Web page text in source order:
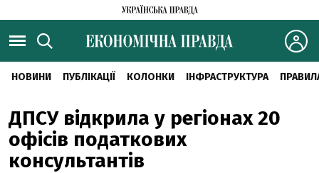
НОВИНИ ПУБЛІКАЦІЇ КОЛОНКИ ІНФРАСТРУКТУРА
ДПСУ відкрила у регіонах 20
офісів податкових
консультантів